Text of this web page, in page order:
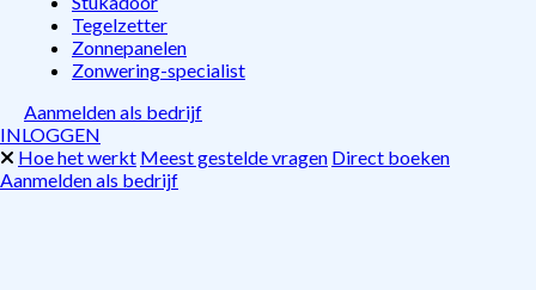
Tegelzetter
Zonnepanelen
Zonwering-specialist
Aanmelden als bedrijf
INLOGGEN
Hoe het werkt Meest gestelde vragen Direct boeken
Aanmelden als bedrijf